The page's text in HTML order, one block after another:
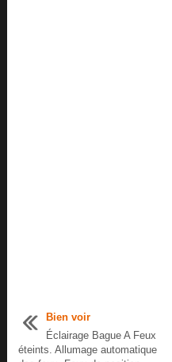
Bien voir
Éclairage Bague A Feux
éteints. Allumage automatique